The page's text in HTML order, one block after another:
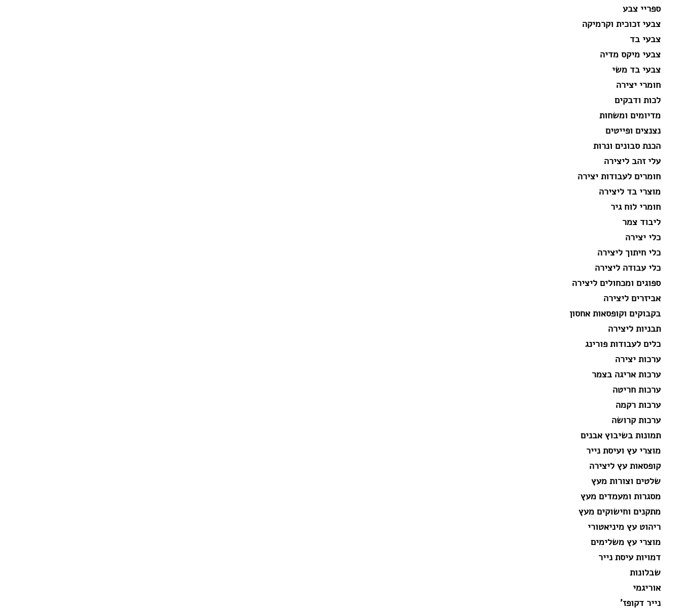
ספריי צבע
צבעי זכוכית וקרמיקה
צבעי בד
צבעי מיקס מדיה
צבעי בד משי
חומרי יצירה
לכות ודבקים
מדיומים ומשחות
נצנצים ופייטים
הכנת סבונים ונרות
עלי זהב ליצירה
חומרים לעבודות יצירה
מוצרי בד ליצירה
חומרי לוח גיר
ליבוד צמר
כלי יצירה
כלי חיתוך ליצירה
כלי עבודה ליצירה
ספוגים ומכחולים ליצירה
אביזרים ליצירה
בקבוקים וקופסאות אחסון
תבניות ליצירה
כלים לעבודות פורינג
ערכות יצירה
ערכות אריגה בצמר
ערכות חריטה
ערכות רקמה
ערכות קרושה
תמונות בשיבוץ אבנים
מוצרי עץ ועיסת נייר
קופסאות עץ ליצירה
שלטים וצורות מעץ
מסגרות ומעמדים מעץ
מתקנים וחישוקים מעץ
ריהוט עץ מיניאטורי
מוצרי עץ משלימים
דמויות עיסת נייר
שבלונות
אוריגמי
נייר דקופז'